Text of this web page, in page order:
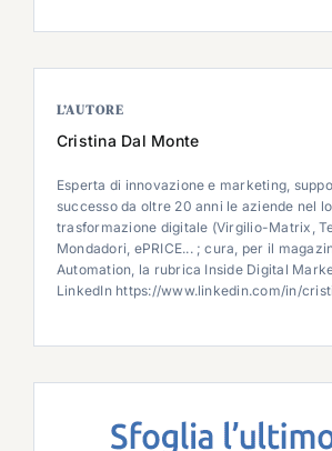
L’AUTORE
Cristina Dal Monte
Esperta di innovazione e marketing,
successo da oltre 20 anni le aziende nel
trasformazione digitale (Virgilio-Matrix,
Mondadori, ePRICE... ; cura, per il
Automation, la rubrica Inside Digital
LinkedIn https://www.linkedin.com/in/